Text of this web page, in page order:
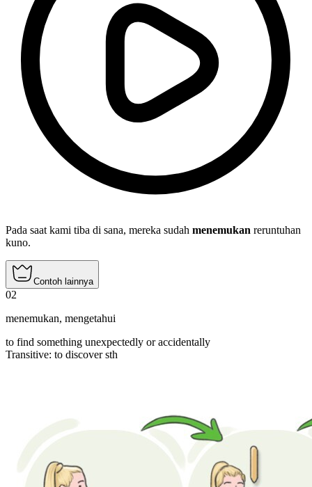
Pada saat kami tiba di sana, mereka sudah menemukan reruntuhan
kuno.
Contoh lainnya
02
menemukan, mengetahui
to find something unexpectedly or accidentally
Transitive: to discoversth